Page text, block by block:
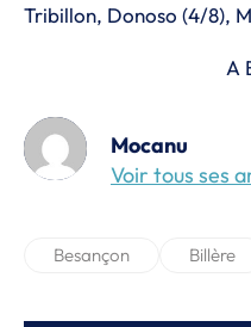
Tribillon, Donoso (4/8),
A
Mocanu
Voir tous ses
Besançon Billère